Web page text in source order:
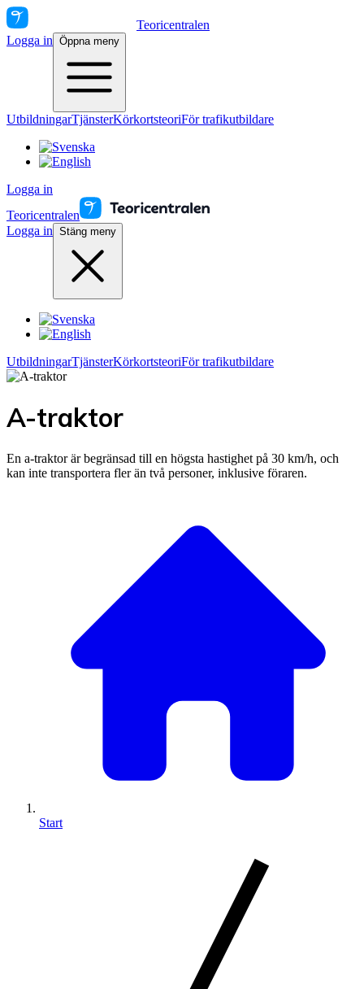
Teoricentralen
Logga in Öppna meny
UtbildningarTjänsterKörkortsteoriFör trafikutbildare
Logga in
Teoricentralen
Logga in Stäng meny
UtbildningarTjänsterKörkortsteoriFör trafikutbildare
A-traktor
En a-traktor är begränsad till en högsta hastighet på 30 km/h, och
kan inte transportera fler än två personer, inklusive föraren.
Start